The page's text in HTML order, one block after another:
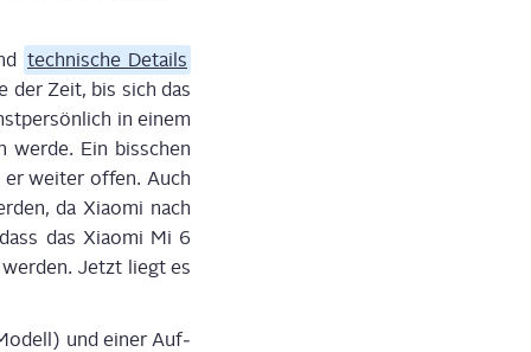
tech­ni­sche Details
der Zeit, bis sich das
in einem
wer­de. Ein biss­chen
er wei­ter offen. Auch
da Xiao­mi nach
das Xiao­mi Mi 6
Jetzt liegt es
und einer Auf­